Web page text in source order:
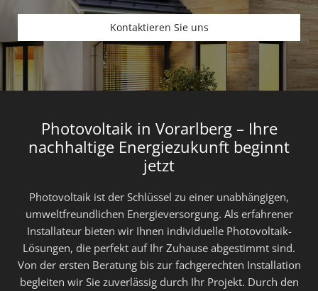
Kontaktieren Sie uns
Photovoltaik in Vorarlberg – Ihre
nachhaltige Energiezukunft beginnt
jetzt
Photovoltaik ist der Schlüssel zu einer unabhängigen,
umweltfreundlichen Energieversorgung. Als erfahrener
Installateur bieten wir Ihnen individuelle Photovoltaik-
Lösungen, die perfekt auf Ihr Zuhause abgestimmt sind.
Von der ersten Beratung bis zur fachgerechten Installation
begleiten wir Sie zuverlässig durch Ihr Projekt. Durch den